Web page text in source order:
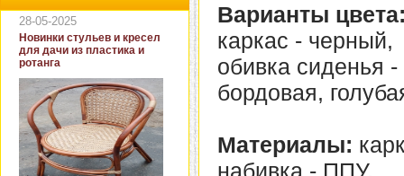
28-05-2025
Новинки стульев и кресел
для дачи из пластика и
ротанга
Варианты
каркас - черный,
обивка сиденья
бордовая,
Материалы:
набивка - ППУ.